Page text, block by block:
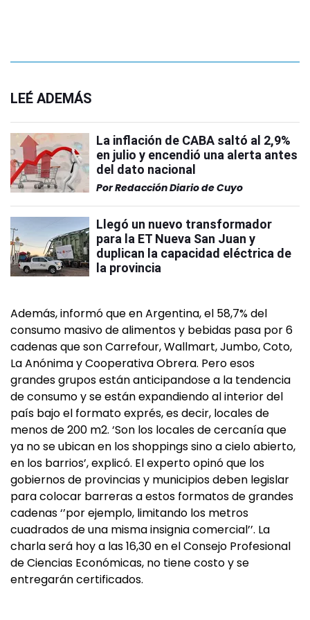
LEÉ ADEMÁS
La inflación de CABA saltó al 2,9%
en julio y encendió una alerta antes
del dato nacional
PorRedacción Diario de Cuyo
Llegó un nuevo transformador
para la ET Nueva San Juan y
duplican la capacidad eléctrica de
la provincia
Además, informó que en Argentina, el 58,7% del
consumo masivo de alimentos y bebidas pasa por 6
cadenas que son Carrefour, Wallmart, Jumbo, Coto,
La Anónima y Cooperativa Obrera. Pero esos
grandes grupos están anticipandose a la tendencia
de consumo y se están expandiendo al interior del
país bajo el formato exprés, es decir, locales de
menos de 200 m2. ‘Son los locales de cercanía que
ya no se ubican en los shoppings sino a cielo abierto,
en los barrios’, explicó. El experto opinó que los
gobiernos de provincias y municipios deben legislar
para colocar barreras a estos formatos de grandes
cadenas ‘’por ejemplo, limitando los metros
cuadrados de una misma insignia comercial’’. La
charla será hoy a las 16,30 en el Consejo Profesional
de Ciencias Económicas, no tiene costo y se
entregarán certificados.